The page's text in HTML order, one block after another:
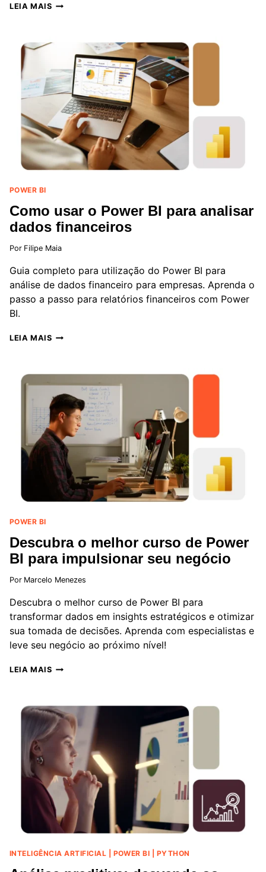
LEIA MAISQUANTO
POWER
BI?
DESCUBRA
O
INVESTIMENTO
PARA
SUA
EMPRESA
POWER BI
Como usar o Power BI para analisar
dados financeiros
Por Filipe Maia
Guia completo para utilização do Power BI para
análise de dados financeiro para empresas. Aprenda o
passo a passo para relatórios financeiros com Power
BI.
LEIA MAISCOMO
PARA
ANALISAR
DADOS
FINANCEIROS
POWER BI
Descubra o melhor curso de Power
BI para impulsionar seu negócio
Por Marcelo Menezes
Descubra o melhor curso de Power BI para
transformar dados em insights estratégicos e otimizar
sua tomada de decisões. Aprenda com especialistas e
leve seu negócio ao próximo nível!
LEIA MAISDESCUBRA
DE
POWER
BI
PARA
IMPULSIONAR
SEU
NEGÓCIO
INTELIGÊNCIA ARTIFICIAL POWER BI PYTHON